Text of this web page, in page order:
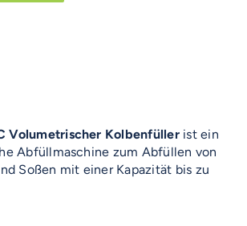
Volumetrischer Kolbenfüllerist ein
Abfüllmaschine zum Abfüllen von
Soßen mit einer Kapazität bis zu